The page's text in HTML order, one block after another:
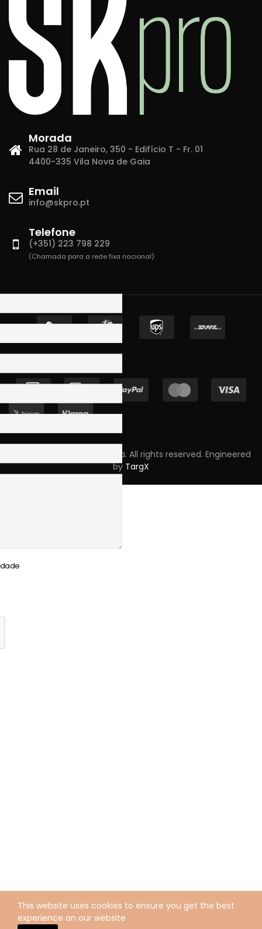
Morada
Rua 28 de Janeiro, 350 - Edifício T - Fr. 01
4400-335 Vila Nova de Gaia
Email
info@skpro.pt
Telefone
(+351) 223 798 229
(Chamada para a rede fixa nacional)
Copyright © 2023 Skpro, Lda. All rights reserved. Engineered
by TargX
This website uses cookies to ensure you get the best
experience on our website